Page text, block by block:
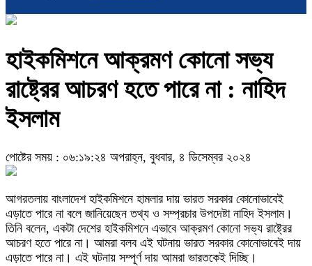
হাইকমিশনে আক্রমণ কোনো সভ্য
রাষ্ট্রের আচরণ হতে পারে না : নাহিদ
ইসলাম
পোষ্টের সময় : ০৬:১৯:২৪ অপরাহ্ন, বুধবার, ৪ ডিসেম্বর ২০২৪
আগরতলায় বাংলাদেশ হাইকমিশনে হামলার দায় ভারত সরকার কোনোভাবেই
এড়াতে পারে না বলে জানিয়েছেন তথ্য ও সম্প্রচার উপদেষ্টা নাহিদ ইসলাম।
তিনি বলেন, একটা দেশের হাইকমিশনে এভাবে আক্রমণ কোনো সভ্য রাষ্ট্রের
আচরণ হতে পারে না। আমরা বলব এই ঘটনায় ভারত সরকার কোনোভাবেই দায়
এড়াতে পারে না। এই ঘটনায় সম্পূর্ণ দায় আমরা ভারতকেই দিচ্ছি।